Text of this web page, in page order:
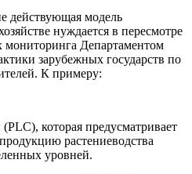
действующая модель
нуждается в пересмотре
Департаментом
зарубежных государств по
К примеру:
которая предусматривает
растениеводства
уровней.